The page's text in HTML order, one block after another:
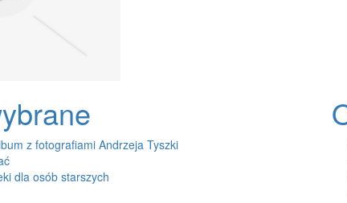
z fotografiami Andrzeja Tyszki
dla osób starszych